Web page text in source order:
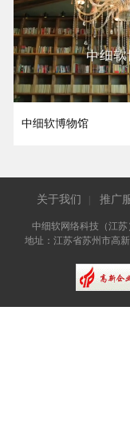
中细软博物馆
关于我们 推广
中细软网络科技（江
地址：江苏省苏州市高